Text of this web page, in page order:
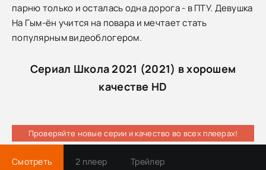
парню только и осталась одна дорога - в ПТУ. Девушка
На Гым-ён учится на повара и мечтает стать
популярным видеоблогером.
Сериал Школа 2021 (2021) в хорошем
качестве HD
Проверяйте новые серии и качество во всех плеерах!
Смотреть 2 плеер Трейлер